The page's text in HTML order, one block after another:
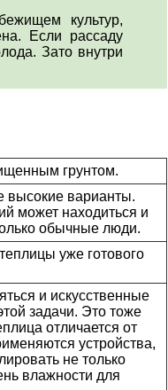
культур,
Если рассаду
Зато внутри
грунтом.
высокие варианты.
может находиться и
обычные люди.
уже готового
и искусственные
задачи. Это тоже
отличается от
устройства,
не только
влажности для